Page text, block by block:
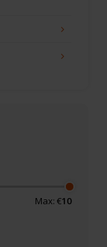
Max: €10